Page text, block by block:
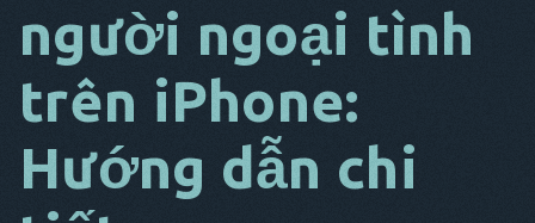
DA
NÓ
SÁU
người ngoại tình
trên iPhone:
Hướng dẫn chi